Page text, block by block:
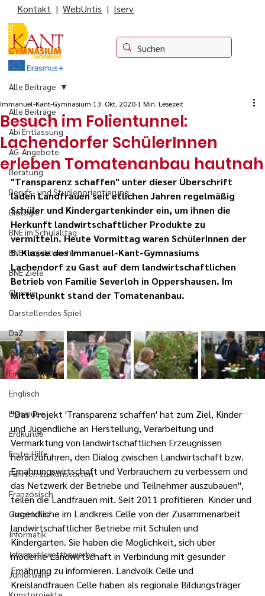
Kontakt |WebUntis | Iserv
Alle Beiträge
Abi Entlassung
AG-Angebote
Beratung
Berufs- und Studienorientierung
Biologie
BNE im Schulalltag
BNE Projektwoche
BNE Ziele
Chemie
Darstellendes Spiel
DaZ
Deutsch
Einschulung
Englisch
Erasmus+
Erdkunde
Erste-Hilfe
Fahrten zu Kunstorten
Französisch
Geschichte
Informatik
Informatikwettbewerbe
Juniorwahl
Alle Beiträge
Besuch im Folientunnel:
Lachendorfer SchülerInnen
erleben Tomatenanbau hautnah
Immanuel-Kant-Gymnasium 13. Okt. 2020 1 Min. Lesezeit
"Transparenz schaffen" unter dieser Überschrift
laden Landfrauen seit etlichen Jahren regelmäßig
Schüler und Kindergartenkinder ein, um ihnen die
Herkunft landwirtschaftlicher Produkte zu
vermitteln. Heute Vormittag waren SchülerInnen der
5. Klasse des Immanuel-Kant-Gymnasiums
Lachendorf zu Gast auf dem landwirtschaftlichen
Betrieb von Familie Severloh in Oppershausen. Im
Mittelpunkt stand der Tomatenanbau.
"Das Projekt 'Transparenz schaffen' hat zum Ziel, Kinder
und Jugendliche an Herstellung, Verarbeitung und
Vermarktung von landwirtschaftlichen Erzeugnissen
heranzuführen, den Dialog zwischen Landwirtschaft bzw.
Ernährungswirtschaft und Verbrauchern zu verbessern und
das Netzwerk der Betriebe und Teilnehmer auszubauen",
teilen die Landfrauen mit. Seit 2011 profitieren  Kinder und
Jugendliche im Landkreis Celle von der Zusammenarbeit
landwirtschaftlicher Betriebe mit Schulen und
Kindergärten. Sie haben die Möglichkeit, sich über
moderne Landwirtschaft in Verbindung mit gesunder
Ernährung zu informieren. Landvolk Celle und
Kreislandfrauen Celle haben als regionale Bildungsträger